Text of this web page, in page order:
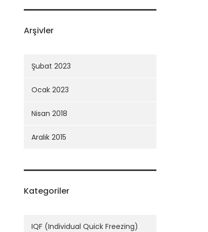
Arşivler
Şubat 2023
Ocak 2023
Nisan 2018
Aralık 2015
Kategoriler
IQF (Individual Quick Freezing)